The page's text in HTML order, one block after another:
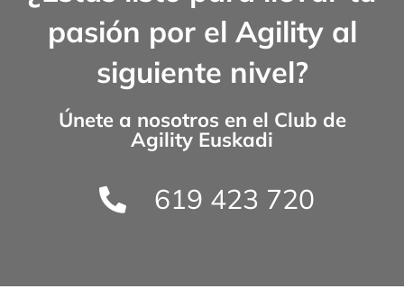
pasión por el Agility al
siguiente nivel?
Únete a nosotros en el Club de
Agility Euskadi
619 423 720